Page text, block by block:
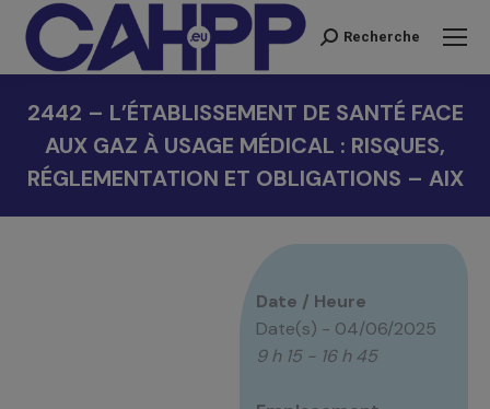
Recherche
Recherche
2442 – L’ÉTABLISSEMENT DE SANTÉ FACE
AUX GAZ À USAGE MÉDICAL : RISQUES,
RÉGLEMENTATION ET OBLIGATIONS – AIX
Date / Heure
Date(s) - 04/06/2025
9 h 15 - 16 h 45